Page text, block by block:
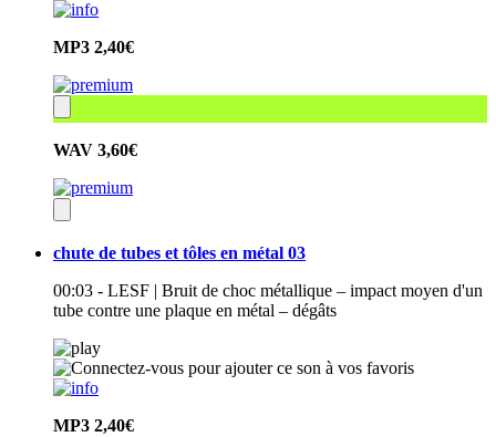
MP3 2,40€
WAV 3,60€
chute de tubes et tôles en métal 03
00:03 - LESF | Bruit de choc métallique – impact moyen d'un
tube contre une plaque en métal – dégâts
MP3 2,40€